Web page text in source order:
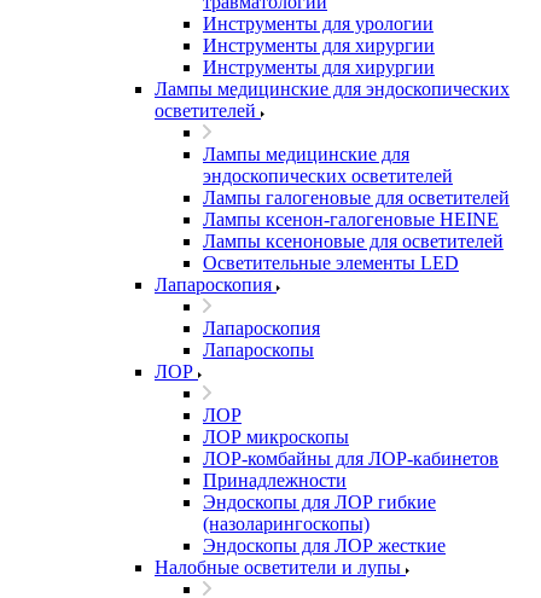
Инструменты для урологии
Инструменты для хирургии
Инструменты для хирургии
Лампы медицинские для эндоскопических
осветителей
Лампы медицинские для
эндоскопических осветителей
Лампы галогеновые для осветителей
Лампы ксенон-галогеновые HEINE
Лампы ксеноновые для осветителей
Осветительные элементы LED
Лапароскопия
Лапароскопия
Лапароскопы
ЛОР
ЛОР
ЛОР микроскопы
ЛОР-комбайны для ЛОР-кабинетов
Принадлежности
Эндоскопы для ЛОР гибкие
(назоларингоскопы)
Эндоскопы для ЛОР жесткие
Налобные осветители и лупы